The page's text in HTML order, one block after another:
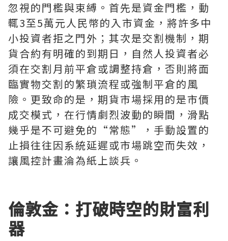
忽視的門檻與束縛。首先是資金門檻，動
輒3至5萬元人民幣的入市資金，將許多中
小投資者拒之門外；其次是交割機制，期
貨合約有明確的到期日，自然人投資者必
須在交割月前平倉或調整持倉，否則將面
臨實物交割的繁瑣流程或強制平倉的風
險。更致命的是，期貨市場採用的是市價
成交模式，在行情劇烈波動的瞬間，滑點
幾乎是不可避免的“常態”，手動設置的
止損往往因系統延遲或市場跳空而失效，
讓風控計畫淪為紙上談兵。
倫敦金：打破時空的財富利
器